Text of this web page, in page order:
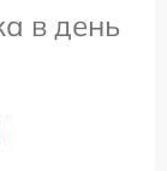
в день